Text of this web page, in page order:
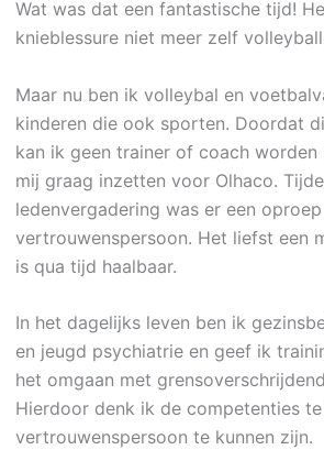
Wat was dat een fantastische tijd!
knieblessure niet meer zelf
Maar nu ben ik volleybal en
kinderen die ook sporten. Doordat
kan ik geen trainer of coach worden
mij graag inzetten voor Olhaco.
ledenvergadering was er een
vertrouwenspersoon. Het liefst een
is qua tijd haalbaar.
In het dagelijks leven ben ik
en jeugd psychiatrie en geef ik
het omgaan met
Hierdoor denk ik de competenties
vertrouwenspersoon te kunnen zijn.